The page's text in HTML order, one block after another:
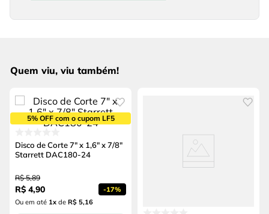
Quem viu, viu também!
5% OFF com o cupom LF5
Disco de Corte 7" x 1,6" x 7/8"
Starrett DAC180-24
R$ 5,89
R$ 4,90 -17%
Ou em até 1x de R$ 5,16